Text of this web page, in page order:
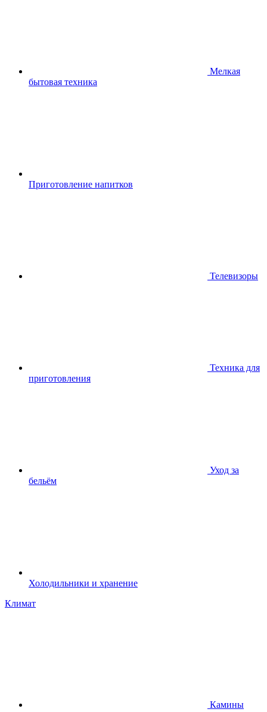
Мелкая
бытовая техника
Приготовление напитков
Телевизоры
Техника для
приготовления
Уход за
бельём
Холодильники и хранение
Климат
Камины